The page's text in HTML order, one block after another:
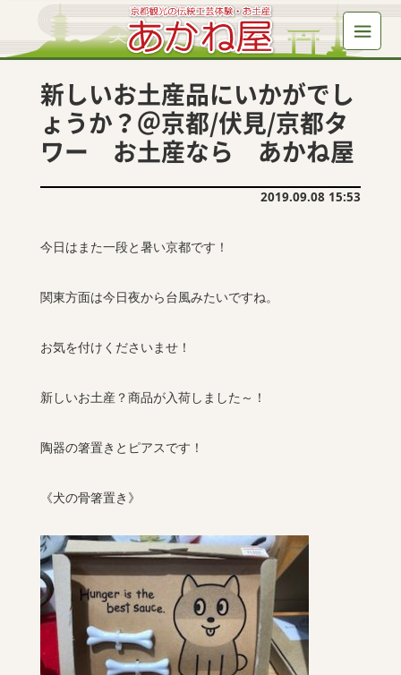
新しいお土産品にいかがでし
ょうか？＠京都/伏見/京都タ
ワー お土産なら あかね屋
2019.09.08 15:53
今日はまた一段と暑い京都です！
関東方面は今日夜から台風みたいですね。
お気を付けくださいませ！
新しいお土産？商品が入荷しました～！
陶器の箸置きとピアスです！
《犬の骨箸置き》